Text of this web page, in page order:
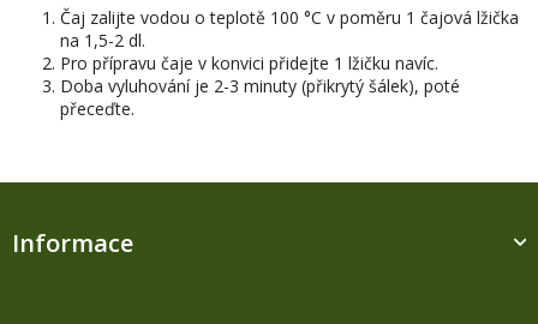
Čaj zalijte vodou o teplotě 100 °C v poměru 1 čajová lžička
na 1,5-2 dl.
Pro přípravu čaje v konvici přidejte 1 lžičku navíc.
Doba vyluhování je 2-3 minuty (přikrytý šálek), poté
přeceďte.
Z
Informace